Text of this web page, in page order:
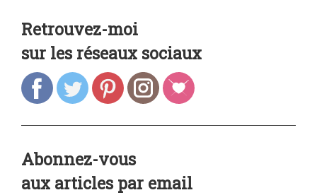
Retrouvez-moi
sur les réseaux sociaux
Abonnez-vous
aux articles par email